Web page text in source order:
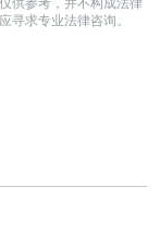
寻求专业法律咨询。